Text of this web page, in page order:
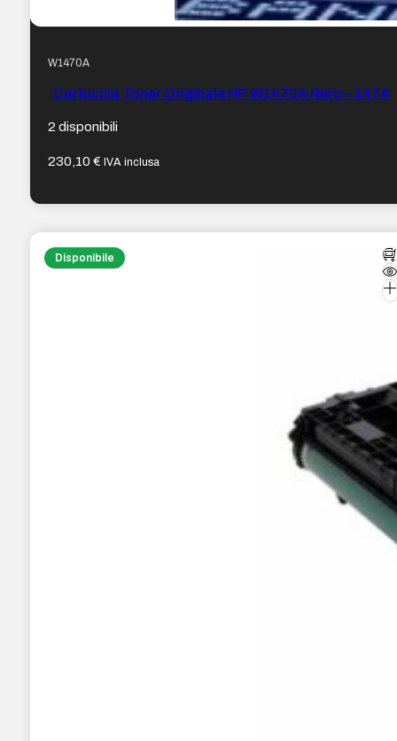
W1470A
Cartuccia Toner Originale HP W1470A Nero – 147A
2 disponibili
230,10€ IVA inclusa
Disponibile